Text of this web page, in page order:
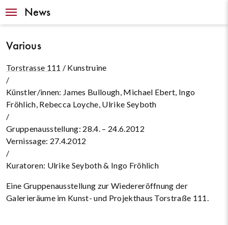
News
Various
Torstrasse 111 / Kunstruine
/
Künstler/innen: James Bullough, Michael Ebert, Ingo
Fröhlich, Rebecca Loyche, Ulrike Seyboth
/
Gruppenausstellung: 28.4. – 24.6.2012
Vernissage: 27.4.2012
/
Kuratoren: Ulrike Seyboth & Ingo Fröhlich
Eine Gruppenausstellung zur Wiedereröffnung der
Galerieräume im Kunst- und Projekthaus Torstraße 111.